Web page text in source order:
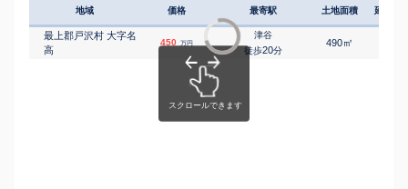
地域 価格 最寄駅 土地面積 延床面
最上郡戸沢村 大字名
高
450 万円
津谷
徒歩20分
490㎡